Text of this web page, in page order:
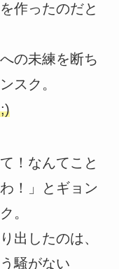
作ったのだと
の未練を断ち
スク。
！なんてこと
！」とギョン
。
出したのは、
騒がない